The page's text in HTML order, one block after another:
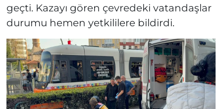
geçti. Kazayı gören çevredeki vatandaşlar
durumu hemen yetkililere bildirdi.